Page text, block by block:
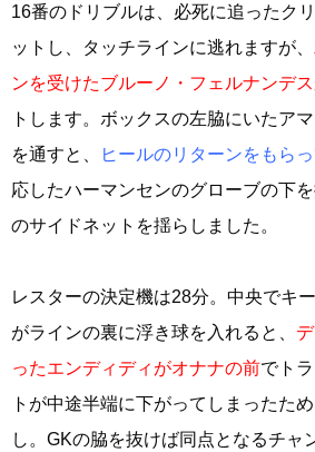
16番のドリブルは、必死に追ったク
ットし、タッチラインに逃れますが、
ンを受けたブルーノ・フェルナンデス
トします。ボックスの左脇にいたア
を通すと、
ヒールのリターンをもら
応したハーマンセンのグローブの下
のサイドネットを揺らしました。
レスターの決定機は28分。中央でキ
がラインの裏に浮き球を入れると、
ったエンディディがオナナの前でト
トが中途半端に下がってしまったた
し。GKの脇を抜けば同点となるチャ